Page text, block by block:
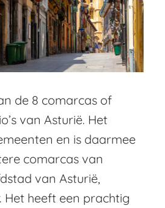
de 8 comarcas of
van Asturië. Het
en is daarmee
comarcas van
van Asturië,
Het heeft een prachtig